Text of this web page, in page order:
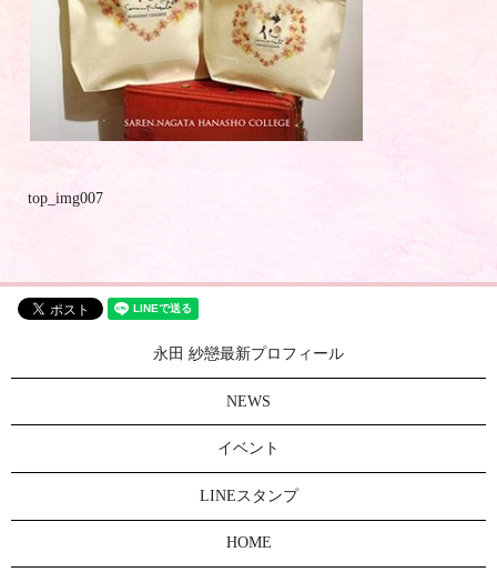
top_img007
永田 紗戀最新プロフィール
NEWS
イベント
LINEスタンプ
HOME